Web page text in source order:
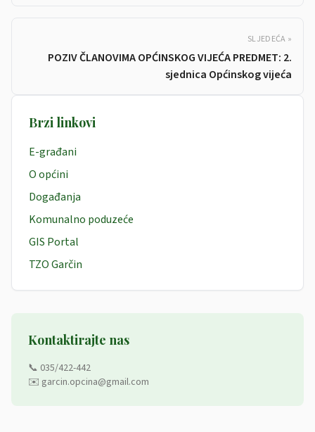
SLJEDEĆA »
POZIV ČLANOVIMA OPĆINSKOG VIJEĆA PREDMET: 2.
sjednica Općinskog vijeća
Brzi linkovi
E-građani
O općini
Događanja
Komunalno poduzeće
GIS Portal
TZO Garčin
Kontaktirajte nas
📞 035/422-442
✉️ garcin.opcina@gmail.com